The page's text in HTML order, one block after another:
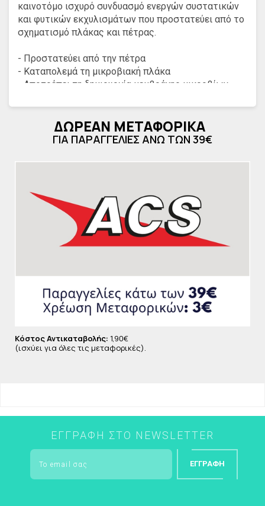
καινοτόμο ισχυρό συνδυασμό ενεργών συστατικών
και φυτικών εκχυλισμάτων που προστατεύει από το
σχηματισμό πλάκας και πέτρας.
- Προστατεύει από την πέτρα
- Καταπολεμά τη μικροβιακή πλάκα
- Αποτρέπει τη δημιουργία μεμβράνης μικροβίων
- Έχει αντιφλογιστική και αντιμικροβιακή δράση
- Προσφέρει ευχάριστη δροσερή αναπνοή
ΔΩΡΕΑΝ ΜΕΤΑΦΟΡΙΚΑ
ΓΙΑ ΠΑΡΑΓΓΕΛΙΕΣ ΑΝΩ ΤΩΝ 39€
Κόστος Αντικαταβολής: 1,90€
(ισχύει για όλες τις μεταφορικές).
ΕΓΓΡΑΦΉ ΣΤΟ NEWSLETTER
ΕΓΓΡΑΦΉ